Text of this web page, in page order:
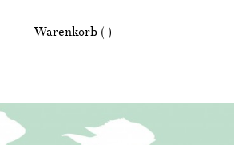
Warenkorb ( )